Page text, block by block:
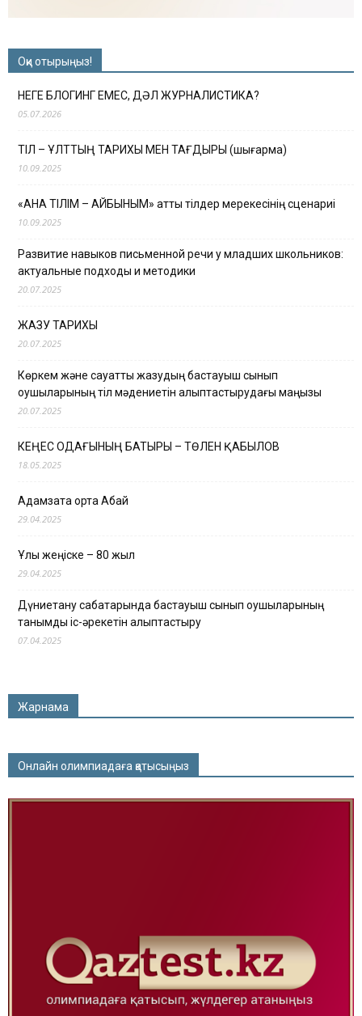
Оқи отырыңыз!
НЕГЕ БЛОГИНГ ЕМЕС, ДӘЛ ЖУРНАЛИСТИКА?
05.07.2026
ТІЛ – ҰЛТТЫҢ ТАРИХЫ МЕН ТАҒДЫРЫ (шығарма)
10.09.2025
«АНА ТІЛІМ – АЙБЫНЫМ» атты тілдер мерекесінің сценариі
10.09.2025
Развитие навыков письменной речи у младших школьников:
актуальные подходы и методики
20.07.2025
ЖАЗУ ТАРИХЫ
20.07.2025
Көркем және сауатты жазудың бастауыш сынып
оқушыларының тіл мәдениетін қалыптастырудағы маңызы
20.07.2025
КЕҢЕС ОДАҒЫНЫҢ БАТЫРЫ – ТӨЛЕН ҚАБЫЛОВ
18.05.2025
Адамзатқа ортақ Абай
29.04.2025
Ұлы жеңіске – 80 жыл
29.04.2025
Дүниетану сабақтарында бастауыш сынып оқушыларының
танымдық іс-әрекетін қалыптастыру
07.04.2025
Жарнама
Онлайн олимпиадаға қатысыңыз